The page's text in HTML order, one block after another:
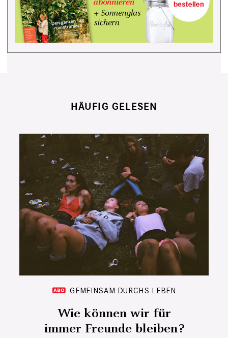
HÄUFIG GELESEN
GEMEINSAM DURCHS LEBEN
Wie können wir für
immer Freunde bleiben?